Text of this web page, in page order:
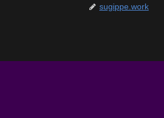
sugippe.work